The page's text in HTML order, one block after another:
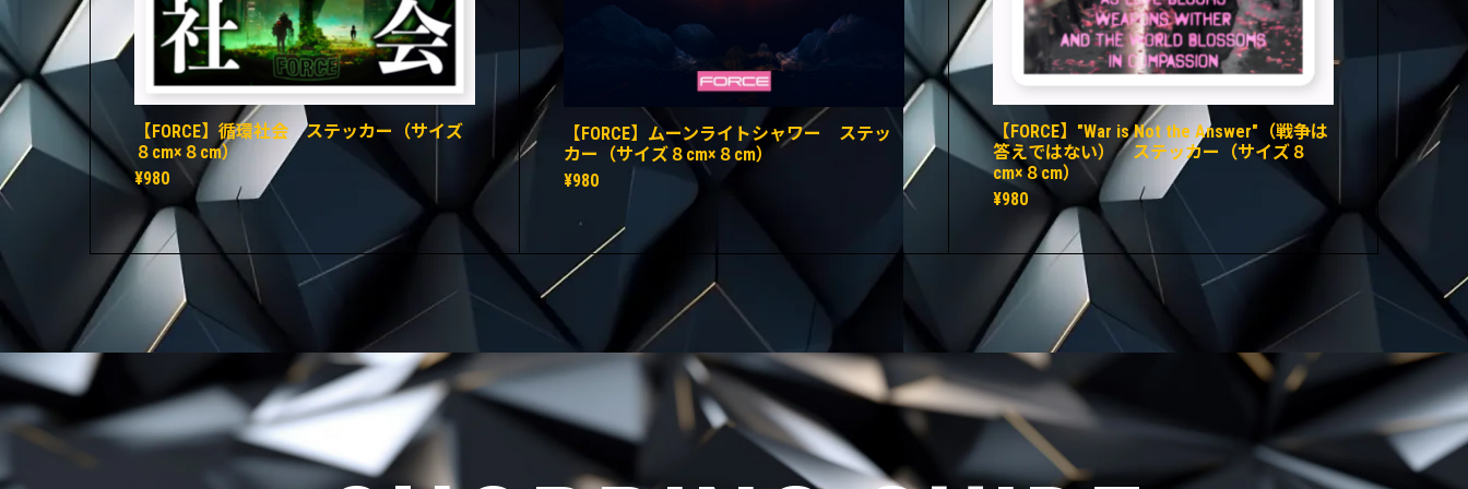
【FORCE】循環社会 ステッカー（サイズ
８cm×８cm）
¥980
【FORCE】ムーンライトシャワー ステッ
カー（サイズ８cm×８cm）
¥980
【FORCE】"War is Not the Answer"（戦争は
答えではない） ステッカー（サイズ８
cm×８cm）
¥980